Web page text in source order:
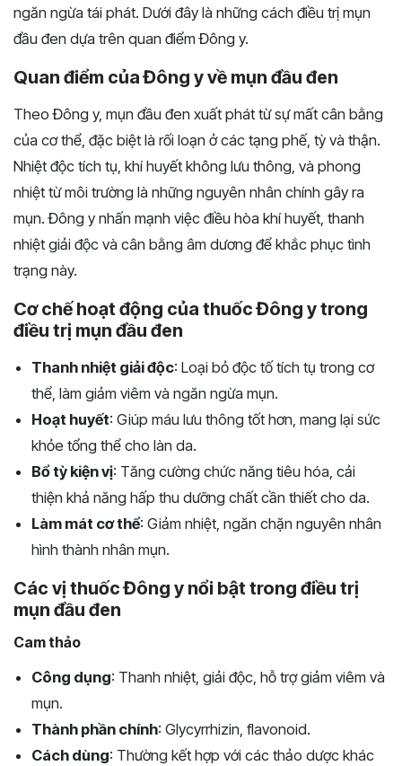
ngăn ngừa tái phát. Dưới đây là những cách điều trị mụn
đầu đen dựa trên quan điểm Đông y.
Quan điểm của Đông y về mụn đầu đen
Theo Đông y, mụn đầu đen xuất phát từ sự mất cân bằng
của cơ thể, đặc biệt là rối loạn ở các tạng phế, tỳ và thận.
Nhiệt độc tích tụ, khí huyết không lưu thông, và phong
nhiệt từ môi trường là những nguyên nhân chính gây ra
mụn. Đông y nhấn mạnh việc điều hòa khí huyết, thanh
nhiệt giải độc và cân bằng âm dương để khắc phục tình
trạng này.
Cơ chế hoạt động của thuốc Đông y trong
điều trị mụn đầu đen
Thanh nhiệt giải độc: Loại bỏ độc tố tích tụ trong cơ
thể, làm giảm viêm và ngăn ngừa mụn.
Hoạt huyết: Giúp máu lưu thông tốt hơn, mang lại sức
khỏe tổng thể cho làn da.
Bổ tỳ kiện vị: Tăng cường chức năng tiêu hóa, cải
thiện khả năng hấp thu dưỡng chất cần thiết cho da.
Làm mát cơ thể: Giảm nhiệt, ngăn chặn nguyên nhân
hình thành nhân mụn.
Các vị thuốc Đông y nổi bật trong điều trị
mụn đầu đen
Cam thảo
Công dụng: Thanh nhiệt, giải độc, hỗ trợ giảm viêm và
mụn.
Thành phần chính: Glycyrrhizin, flavonoid.
Cách dùng: Thường kết hợp với các thảo dược khác